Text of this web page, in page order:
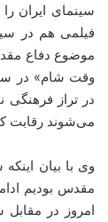
سینمای ایران
فیلمی هم در
موضوع دفاع
وقت شام» در
در تراز فرهنگی
می‌شوند رقابت
وی با بیان
مقدس بودیم
امروز در مقابل